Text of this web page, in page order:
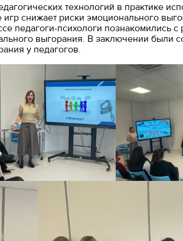
технологий в практике
снижает риски эмоционального
педагоги-психологи познакомились
выгорания. В заключении были
у педагогов.